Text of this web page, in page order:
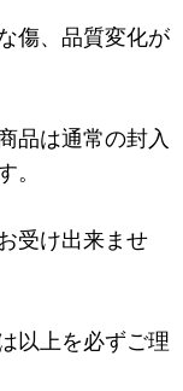
傷、品質変化が
品は通常の封入
。
受け出来ませ
以上を必ずご理